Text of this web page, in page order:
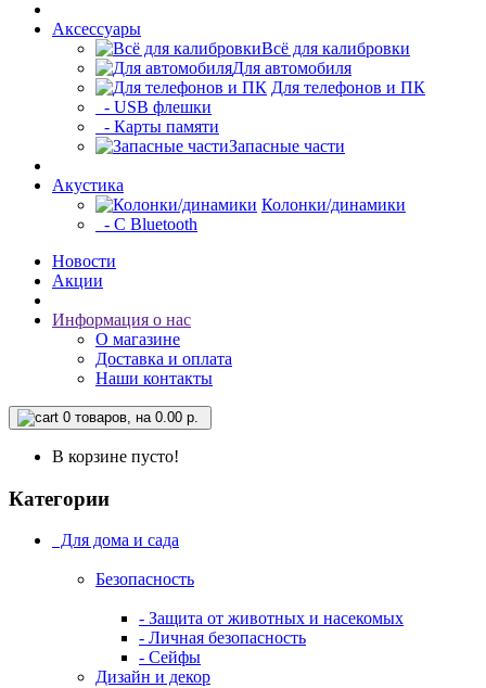
Аксессуары
Всё для калибровки
Для автомобиля
Для телефонов и ПК
- USB флешки
- Карты памяти
Запасные части
Акустика
Колонки/динамики
- С Bluetooth
Новости
Акции
Информация о нас
О магазине
Доставка и оплата
Наши контакты
0 товаров, на 0.00 р.
В корзине пусто!
Категории
Для дома и сада
Безопасность
- Защита от животных и насекомых
- Личная безопасность
- Сейфы
Дизайн и декор